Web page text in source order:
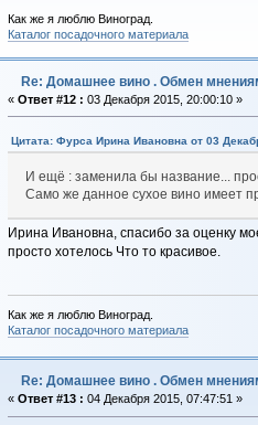
Как же я люблю Виноград.
Каталог посадочного материала
Re: Домашнее вино . Обмен
« Ответ #12 : 03 Декабря 2015, 20:00:10 »
Цитата: Фурса Ирина Ивановна от 03
И ещё : заменила бы название...
Само же данное сухое вино имеет
Ирина Ивановна, спасибо за оценку
просто хотелось Что то красивое.
Как же я люблю Виноград.
Каталог посадочного материала
Re: Домашнее вино . Обмен
« Ответ #13 : 04 Декабря 2015, 07:47:51 »